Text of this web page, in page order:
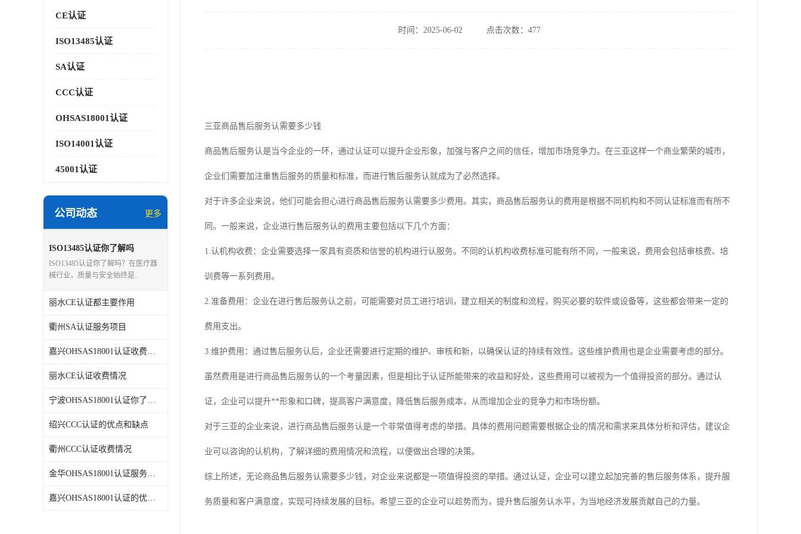
CE认证
ISO13485认证
SA认证
CCC认证
OHSAS18001认证
ISO14001认证
45001认证
公司动态 更多
ISO13485认证你了解吗
ISO13485认证你了解吗？在医疗器
械行业，质量与安全始终是..
丽水CE认证都主要作用
衢州SA认证服务项目
嘉兴OHSAS18001认证收费情况
丽水CE认证收费情况
宁波OHSAS18001认证你了解吗
绍兴CCC认证的优点和缺点
衢州CCC认证收费情况
金华OHSAS18001认证服务项目
嘉兴OHSAS18001认证的优点和缺点
时间：2025-06-02 点击次数：477
三亚商品售后服务认需要多少钱
商品售后服务认是当今企业的一环，通过认证可以提升企业形象，加强与客户之间的信任，增加市场竞争力。在三亚这样一个商业繁荣的城市，
企业们需要加注重售后服务的质量和标准，而进行售后服务认就成为了必然选择。
对于许多企业来说，他们可能会担心进行商品售后服务认需要多少费用。其实，商品售后服务认的费用是根据不同机构和不同认证标准而有所不
同。一般来说，企业进行售后服务认的费用主要包括以下几个方面：
1.认机构收费：企业需要选择一家具有资质和信誉的机构进行认服务。不同的认机构收费标准可能有所不同，一般来说，费用会包括审核费、培
训费等一系列费用。
2.准备费用：企业在进行售后服务认之前，可能需要对员工进行培训，建立相关的制度和流程，购买必要的软件或设备等，这些都会带来一定的
费用支出。
3.维护费用：通过售后服务认后，企业还需要进行定期的维护、审核和新，以确保认证的持续有效性。这些维护费用也是企业需要考虑的部分。
虽然费用是进行商品售后服务认的一个考量因素，但是相比于认证所能带来的收益和好处，这些费用可以被视为一个值得投资的部分。通过认
证，企业可以提升**形象和口碑，提高客户满意度，降低售后服务成本，从而增加企业的竞争力和市场份额。
对于三亚的企业来说，进行商品售后服务认是一个非常值得考虑的举措。具体的费用问题需要根据企业的情况和需求来具体分析和评估，建议企
业可以咨询的认机构，了解详细的费用情况和流程，以便做出合理的决策。
综上所述，无论商品售后服务认需要多少钱，对企业来说都是一项值得投资的举措。通过认证，企业可以建立起加完善的售后服务体系，提升服
务质量和客户满意度，实现可持续发展的目标。希望三亚的企业可以趁势而为，提升售后服务认水平，为当地经济发展贡献自己的力量。